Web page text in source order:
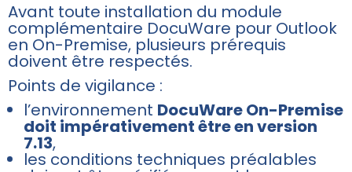
Avant toute installation du module
complémentaire DocuWare pour Outlook
en On-Premise, plusieurs prérequis
doivent être respectés.
Points de vigilance :
l’environnement DocuWare On-Premise
doit impérativement être en version
7.13,
les conditions techniques préalables